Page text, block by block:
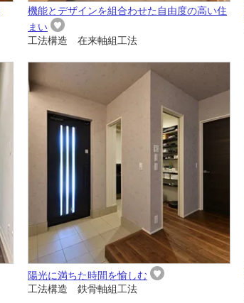
機能とデザインを組合わせた自由度の高い住
まい
工法構造 在来軸組工法
陽光に満ちた時間を愉しむ
工法構造 鉄骨軸組工法